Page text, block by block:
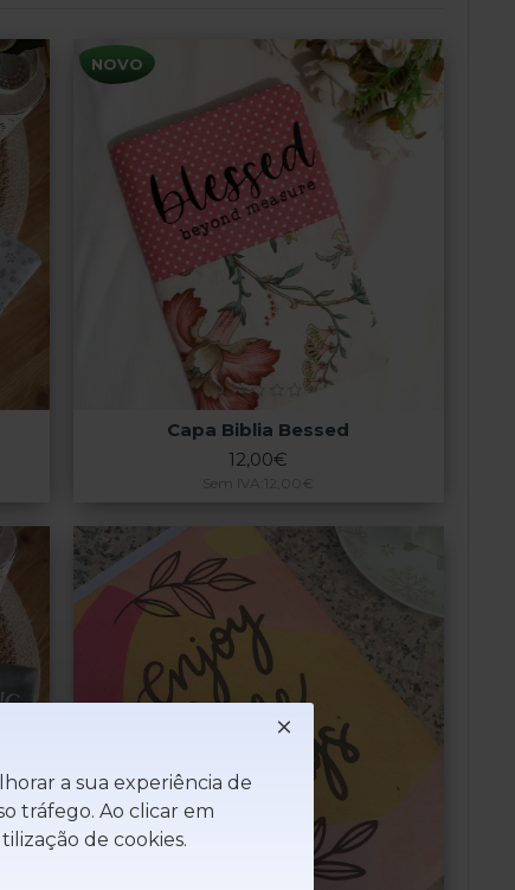
a sua experiência de
tráfego. Ao clicar em
de cookies.
NOVO
Capa Biblia Bessed
12,00€
Sem IVA:12,00€